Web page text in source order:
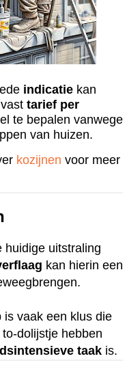
indicatie kan
tarief per
te bepalen vanwege
van huizen.
kozijnen voor meer
huidige uitstraling
kan hierin een
is vaak een klus die
dolijstje hebben
taak is.